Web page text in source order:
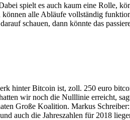
spielt es auch kaum eine Rolle,
alle Abläufe vollständig
schauen, dann könnte das
hinter Bitcoin ist, zoll. 250 euro
wir noch die Nulllinie erreicht,
Große Koalition. Markus
auch die Jahreszahlen für 2018